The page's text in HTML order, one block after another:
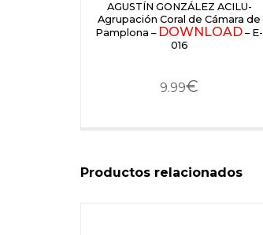
AGUSTÍN GONZÁLEZ ACILU-
Agrupación Coral de Cámara de
Pamplona – DOWNLOAD – E-
016
9.99€
Productos relacionados